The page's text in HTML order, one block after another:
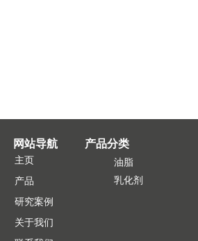
主页
产品
研究案例
关于我们
油脂
乳化剂
网站导航 产品分类